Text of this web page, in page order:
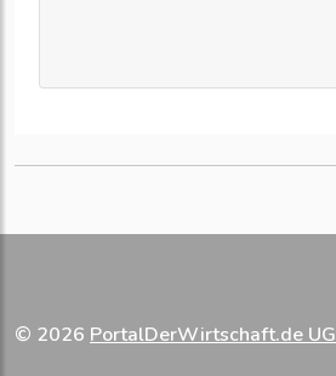
© 2026 PortalDerWirtschaft.de UG